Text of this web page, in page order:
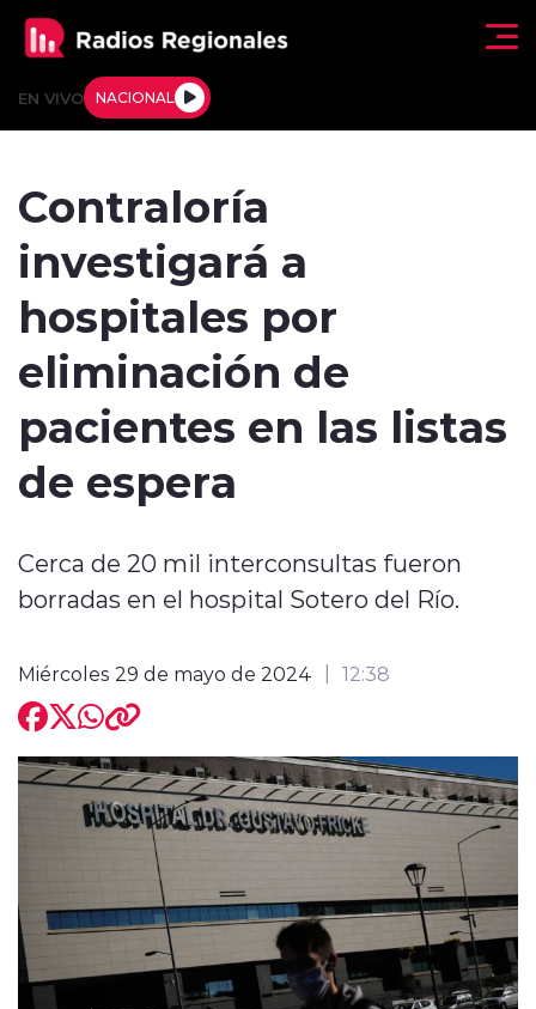
EN VIVO NACIONAL
Tendencias
Deportes
Internacional
Contraloría
investigará a
hospitales por
eliminación de
pacientes en las listas
de espera
Cerca de 20 mil interconsultas fueron
borradas en el hospital Sotero del Río.
Miércoles 29 de mayo de 2024 12:38